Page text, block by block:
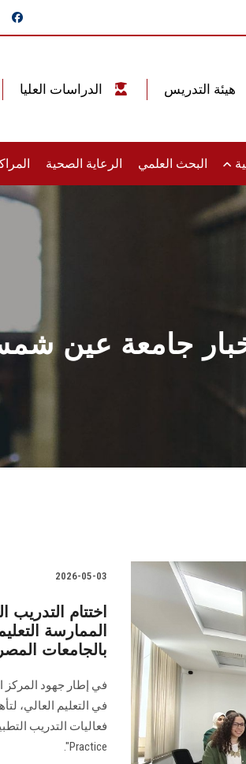
البحث العلمي الرعاية الصحية
جامعة عين
2026-05-03
اختتام
بالجامعات
في إطار جهود المركز
في التعليم العالي،
Practice".